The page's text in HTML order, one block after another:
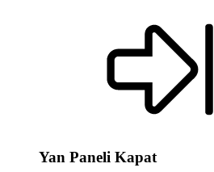
Yan Paneli Kapat